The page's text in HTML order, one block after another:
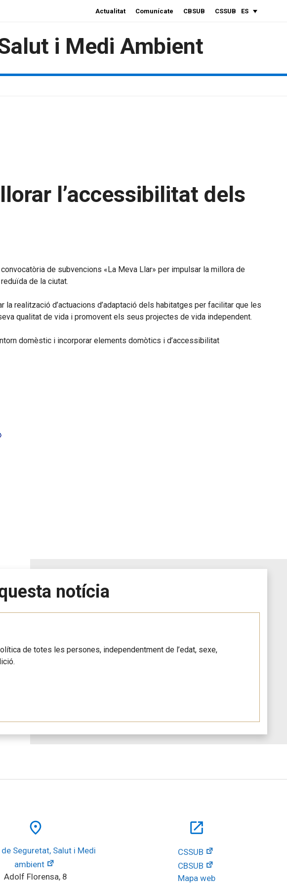
ES
Actualitat Comunícate CBSUB CSSUB
i Medi Ambient
l’accessibilitat dels
de subvencions «La Meva Llar» per impulsar la millora de
de la ciutat.
realització d’actuacions d’adaptació dels habitatges per facilitar que les
qualitat de vida i promovent els seus projectes de vida independent.
domèstic i incorporar elements domòtics i d’accessibilitat
notícia
de totes les persones, independentment de l’edat, sexe,
place
Seguretat, Salut i Medi
ambient
Adolf Florensa, 8
open_in_new
CSSUB
CBSUB
Mapa web